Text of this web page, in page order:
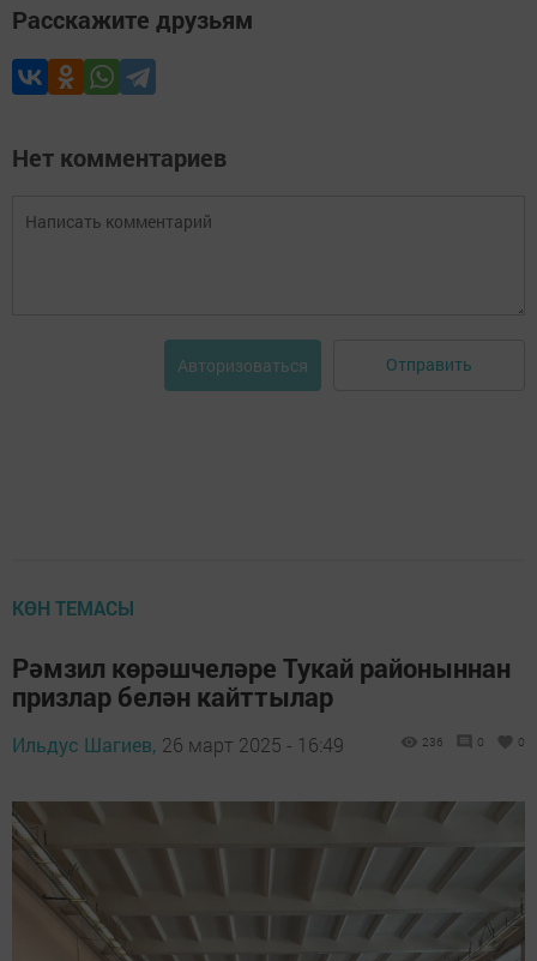
Расскажите друзьям
Нет комментариев
Авторизоваться Отправить
КӨН ТЕМАСЫ
Рәмзил көрәшчеләре Тукай районыннан
призлар белән кайттылар
Ильдус Шагиев, 26 март 2025 - 16:49 236 0 0